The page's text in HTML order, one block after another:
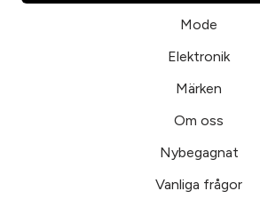
Mode
Elektronik
Märken
Om oss
Nybegagnat
Vanliga frågor